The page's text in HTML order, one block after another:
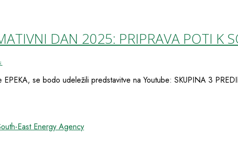
DAN 2025: PRIPRAVA POTI K
EPEKA, se bodo udeležili predstavitve na Youtube: SKUPINA 3